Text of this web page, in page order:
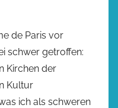
de Paris vor
schwer getroffen:
Kirchen der
Kultur
ich als schweren